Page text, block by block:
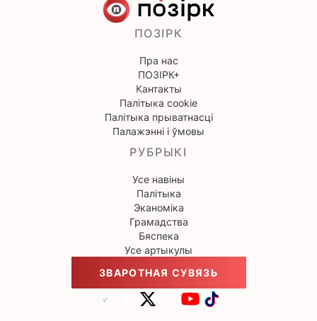
ПОЗІРК
Пра нас
ПОЗІРК+
Кантакты
Палітыка cookie
Палітыка прыватнасці
Палажэнні і ўмовы
РУБРЫКІ
Усе навіны
Палітыка
Эканоміка
Грамадства
Бяспека
Усе артыкулы
ЗВАРОТНАЯ СУВЯЗЬ